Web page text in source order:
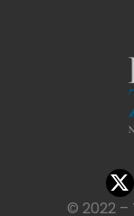
© 2022 –